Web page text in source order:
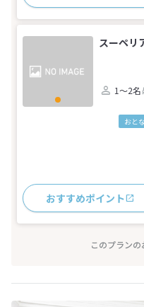
スーペリ
1～2名
おと
おすすめポイント
このプラン